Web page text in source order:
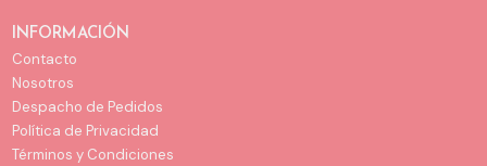
INFORMACIÓN
Contacto
Nosotros
Despacho de Pedidos
Política de Privacidad
Términos y Condiciones